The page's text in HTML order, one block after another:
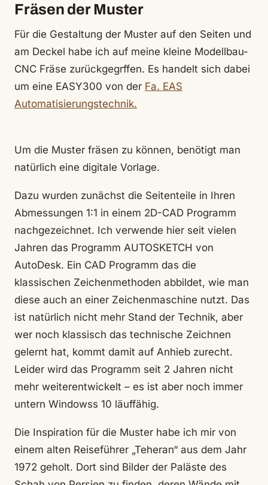
Fräsen der Muster
Für die Gestaltung der Muster auf den Seiten und
am Deckel habe ich auf meine kleine Modellbau-
CNC Fräse zurückgegrffen. Es handelt sich dabei
um eine EASY300 von der Fa. EAS
Automatisierungstechnik.
Um die Muster fräsen zu können, benötigt man
natürlich eine digitale Vorlage.
Dazu wurden zunächst die Seitenteile in Ihren
Abmessungen 1:1 in einem 2D-CAD Programm
nachgezeichnet. Ich verwende hier seit vielen
Jahren das Programm AUTOSKETCH von
AutoDesk. Ein CAD Programm das die
klassischen Zeichenmethoden abbildet, wie man
diese auch an einer Zeichenmaschine nutzt. Das
ist natürlich nicht mehr Stand der Technik, aber
wer noch klassisch das technische Zeichnen
gelernt hat, kommt damit auf Anhieb zurecht.
Leider wird das Programm seit 2 Jahren nicht
mehr weiterentwickelt – es ist aber noch immer
untern Windowss 10 läuffähig.
Die Inspiration für die Muster habe ich mir von
einem alten Reiseführer „Teheran“ aus dem Jahr
1972 geholt. Dort sind Bilder der Paläste des